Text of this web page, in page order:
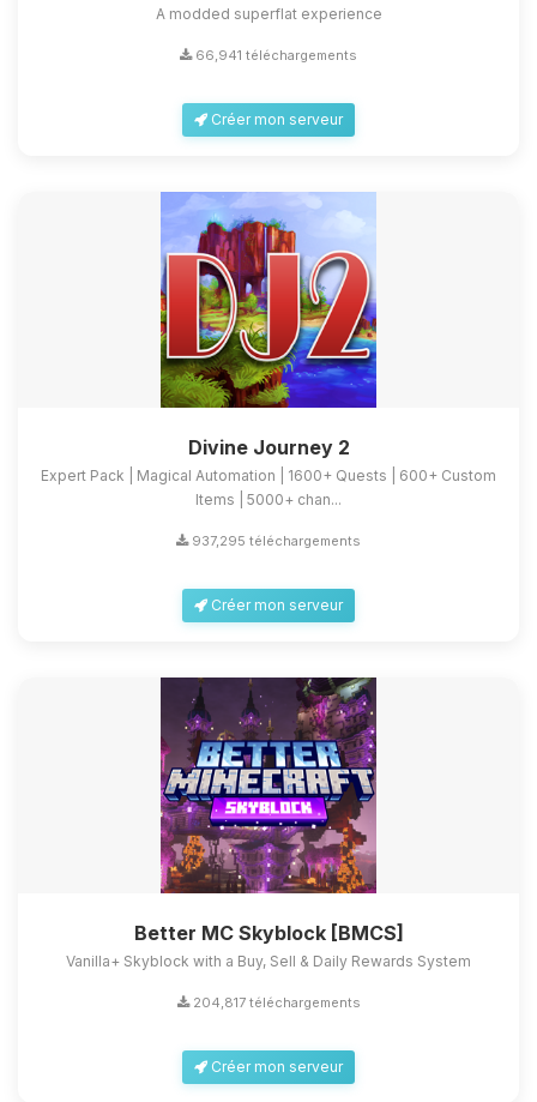
A modded superflat experience
66,941 téléchargements
Créer mon serveur
Divine Journey 2
Expert Pack | Magical Automation | 1600+ Quests | 600+ Custom
Items | 5000+ chan...
937,295 téléchargements
Créer mon serveur
Better MC Skyblock [BMCS]
Vanilla+ Skyblock with a Buy, Sell & Daily Rewards System
204,817 téléchargements
Créer mon serveur